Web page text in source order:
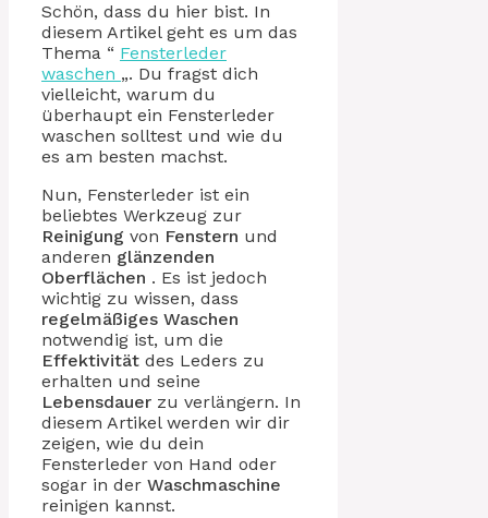
Schön, dass du hier bist. In
diesem Artikel geht es um das
Thema “ Fensterleder
waschen „. Du fragst dich
vielleicht, warum du
überhaupt ein Fensterleder
waschen solltest und wie du
es am besten machst.
Nun, Fensterleder ist ein
beliebtes Werkzeug zur
Reinigung von Fenstern und
anderen glänzenden
Oberflächen . Es ist jedoch
wichtig zu wissen, dass
regelmäßiges Waschen
notwendig ist, um die
Effektivität des Leders zu
erhalten und seine
Lebensdauer zu verlängern. In
diesem Artikel werden wir dir
zeigen, wie du dein
Fensterleder von Hand oder
sogar in der Waschmaschine
reinigen kannst.